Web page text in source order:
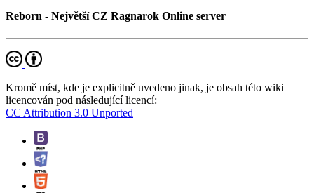
Reborn - Největší CZ Ragnarok Online server
Kromě míst, kde je explicitně uvedeno jinak, je obsah této wiki
licencován pod následující licencí:
CC Attribution 3.0 Unported